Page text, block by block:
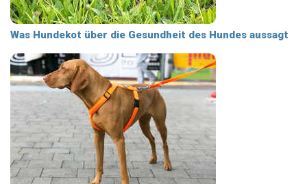
Was Hundekot über die Gesundheit des Hundes aussagt